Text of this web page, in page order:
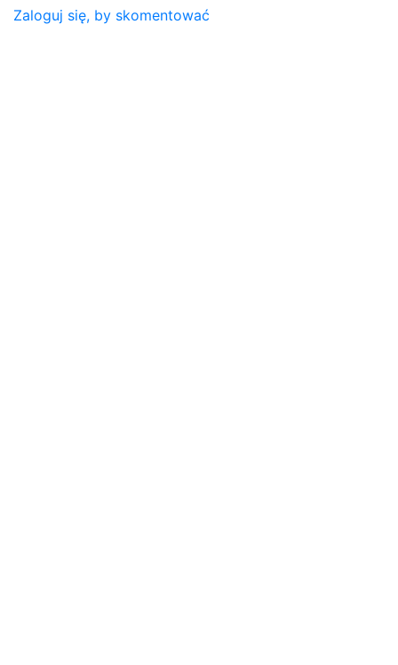
Zaloguj się, by skomentować